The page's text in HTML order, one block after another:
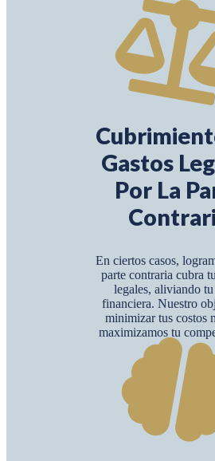
Gastos
Por La
En ciertos casos,
parte contraria cubra
legales, aliviando tu
financiera. Nuestro
minimizar tus costos
maximizamos tu